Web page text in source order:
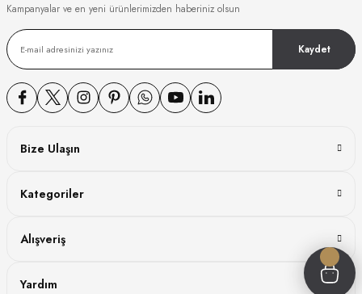
Kampanyalar ve en yeni ürünlerimizden haberiniz olsun
Kaydet
Bize Ulaşın
Kategoriler
Alışveriş
Yardım
WATCH
WATCH